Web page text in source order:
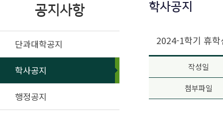
공지사항
단과대학공지
학사공지
행정공지
학사공지
2024-1학기 휴
작성일
첨부파일